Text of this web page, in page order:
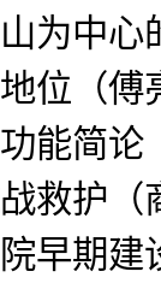
为中心
位（傅
能简论
救护（
早期建